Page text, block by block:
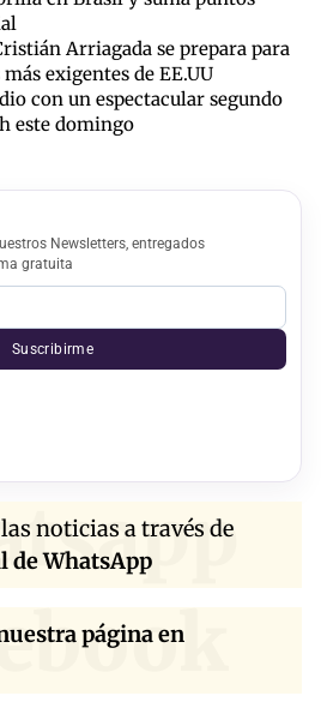
Arriagada se prepara para
exigentes de EE.UU
con un espectacular segundo
este domingo
Newsletters, entregados
gratuita
Suscribirme
noticias a través de
de WhatsApp
página en